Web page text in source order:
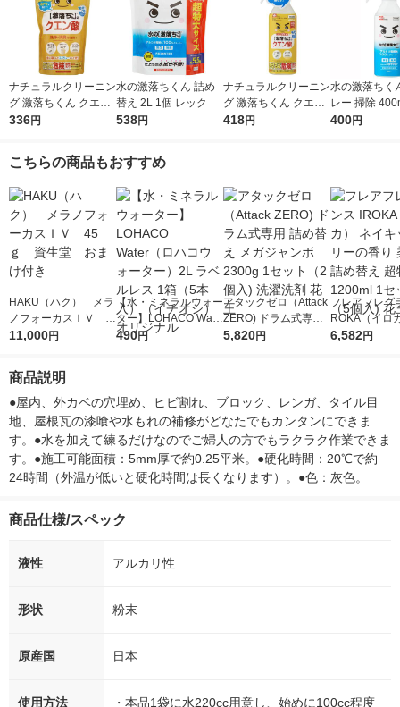
ナチュラルクリーニン
グ 激落ちくん クエン
酸 粉末タイプ 300g 1
336円
水の激落ちくん 詰め
替え 2L 1個 レック
538円
ナチュラルクリーニン
グ 激落ちくん クエン
酸スプレー 本体 400
418円
水の激落ちく
レー 掃除
ク
400円
こちらの商品もおすすめ
HAKU（ハク） メラ
ノフォーカスＩＶ 4
5ｇ 資生堂 おまけ
11,000円
【水・ミネラルウォー
ター】LOHACO Wate
r（ロハコウォータ
490円
アタックゼロ（Attack
ZERO) ドラム式専用
詰め替え メガジャン
5,820円
フレアフレグ
ROKA（イロ
イキッドリリ
6,582円
商品説明
●屋内、外カベの穴埋め、ヒビ割れ、ブロック、レンガ、タイル目
地、屋根瓦の漆喰や水もれの補修がどなたでもカンタンにできま
す。●水を加えて練るだけなのでご婦人の方でもラクラク作業できま
す。●施工可能面積：5mm厚で約0.25平米。●硬化時間：20℃で約
24時間（外温が低いと硬化時間は長くなります）。●色：灰色。
商品仕様/スペック
液性 アルカリ性
形状 粉末
原産国 日本
使用方法 ・本品1袋に水220cc用意し、始めに100cc程度